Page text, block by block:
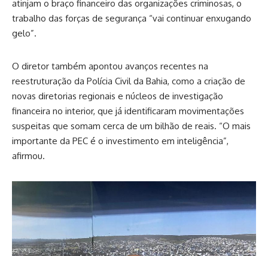
atinjam o braço financeiro das organizações criminosas, o
trabalho das forças de segurança “vai continuar enxugando
gelo”.
O diretor também apontou avanços recentes na
reestruturação da Polícia Civil da Bahia, como a criação de
novas diretorias regionais e núcleos de investigação
financeira no interior, que já identificaram movimentações
suspeitas que somam cerca de um bilhão de reais. “O mais
importante da PEC é o investimento em inteligência”,
afirmou.